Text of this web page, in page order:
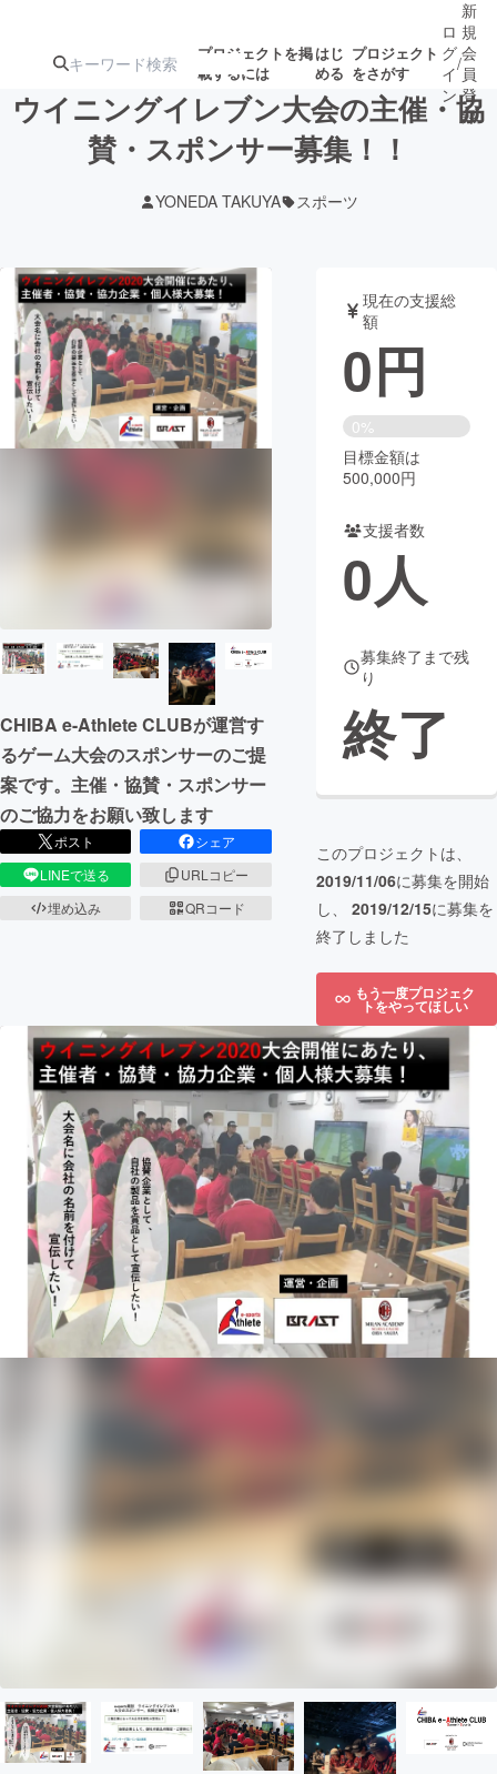
プロジェクトを掲
載するには
はじ
める
プロジェクト
をさがす
ジェクト
ロジェクト
アート・写真 音楽
テクノロジー・ガジェット ゲーム・サ
映像・映画 書籍・雑誌
チャレンジ
まちづくり・地域活性化
CAMPFIRE Creation
CAMPFIREふるさと納税
ロ
グ
イ
ン
/
新
規
会
員
登
録
ウイニングイレブン大会の主催・協
賛・スポンサー募集！！
YONEDA TAKUYA スポーツ
CHIBA e-Athlete CLUBが運営す
るゲーム大会のスポンサーのご提
案です。主催・協賛・スポンサー
のご協力をお願い致します
ポスト
シェア
LINEで送る
URLコピー
埋め込み
QRコード
現在の支援総
額
0円
0%
目標金額は
500,000円
支援者数
0人
募集終了まで残
り
終了
このプロジェクトは、
2019/11/06に募集を開始
し、 2019/12/15に募集を
終了しました
もう一度プロジェク
トをやってほしい